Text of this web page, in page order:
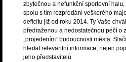
zbytečnou a nefunkční sportovní
spolu s tím rozprodání veškerého
deficitu již od roku 2014. Ty Vaše
předraženou a nedostatečnou péčí o
„projedením“ budoucnosti města.
hledat relevantní informace, nejen
jeho představitelů.